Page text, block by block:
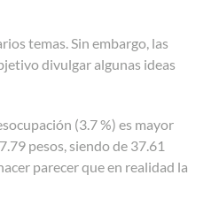
temas. Sin embargo, las
divulgar algunas ideas
(3.7 %) es mayor
pesos, siendo de 37.61
parecer que en realidad la